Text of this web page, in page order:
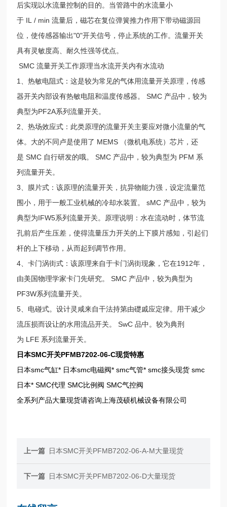
后实现以水流量控制的目的。当管路中的水流量小
于 IL / min 流量后，磁芯在复位弹簧推力作用下带动磁源回
位，使传感器输出"0"开关信号，停止系统的工作。流量开关
具有灵敏度高、耐久性强等优点。
SMC 流量开关工作原理当水流开关内有水流动
1、热敏电阻式：这是较为常见的气体用流量开关原理，传感
器开关内部设有热敏电阻和温度传感器。 SMC 产品中，较为
典型为PF2A系列流量开关。
2、热场效应式：此类原理的流量开关主要应对微小流量的气
体。大的不同卢是使用了 MEMS （微机电系统）芯片，还
是 SMC 自行研发的哦。 SMC 产品中，较为典型为 PFM 系
列流量开关。
3、膜片式：该原理的流量开关，抗异物能力强，设定流量范
围小，用于一般工业机械的冷却水装置。 sMC 产品中，较为
典型为IFW5系列流量开关。原理说明：水在流动时，体节流
孔前后产生压差，使得流量压力开关的上下膜片感知，引起们
杆的上下移动，从而起到调节作用。
4、卡门涡街式：该原理来自于卡门涡街现象，它在1912年，
由美国物理学家卡门先研究。 SMC 产品中，较为典型为
PF3W系列流量开关。
5、电碰式。设计灵咸来自干法持第由礎戚应定律。用干减少
流压损而设让的水用流品开关。 SwC 品中。较为典刑
为 LFE 系列流量开关。
日本SMC开关PFMB7202-06-C现货特惠
日本smc气缸* 日本smc电磁阀* smc气管* smc接头现货 smc
日本* SMC代理 SMC比例阀 SMC气控阀
全系列产品大量现货请咨询上海茂硕机械设备有限公司
上一篇 日本SMC开关PFMB7202-06-A-M大量现货
下一篇 日本SMC开关PFMB7202-06-D大量现货